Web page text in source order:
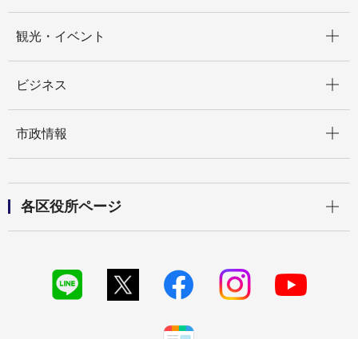
観光・イベント
ビジネス
市政情報
各区役所ページ